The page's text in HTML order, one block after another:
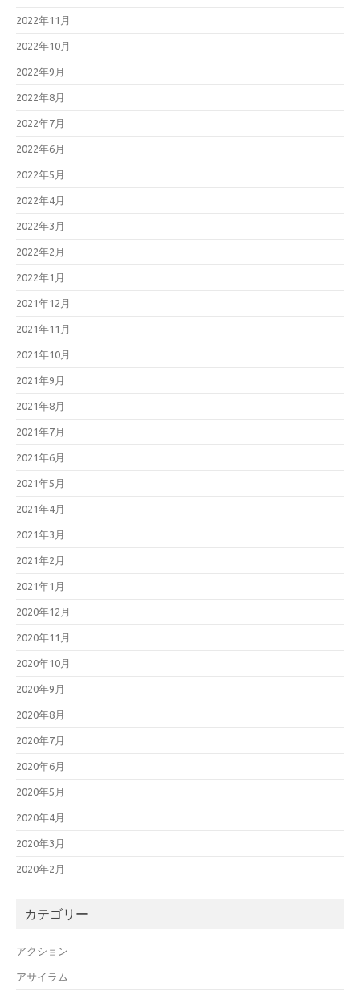
2022年11月
2022年10月
2022年9月
2022年8月
2022年7月
2022年6月
2022年5月
2022年4月
2022年3月
2022年2月
2022年1月
2021年12月
2021年11月
2021年10月
2021年9月
2021年8月
2021年7月
2021年6月
2021年5月
2021年4月
2021年3月
2021年2月
2021年1月
2020年12月
2020年11月
2020年10月
2020年9月
2020年8月
2020年7月
2020年6月
2020年5月
2020年4月
2020年3月
2020年2月
カテゴリー
アクション
アサイラム